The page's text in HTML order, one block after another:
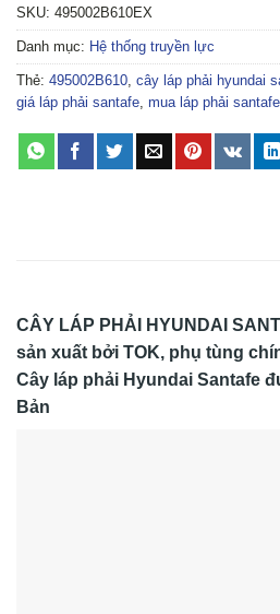
SKU: 495002B610EX
Danh mục: Hệ thống truyền lực
Thẻ: 495002B610 cây láp phải hyundai
giá láp phải santafe mua láp phải santafe
CÂY LÁP PHẢI HYUNDAI
sản xuất bởi TOK, phụ tùng
Cây láp phải Hyundai Santafe
Bản